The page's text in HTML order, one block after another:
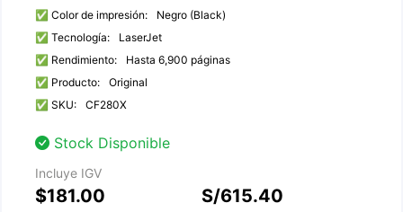
✅ Color de impresión:
Negro (Black)
✅ Tecnología:
LaserJet
✅ Rendimiento:
Hasta 6,900 páginas
✅ Producto:
Original
✅ SKU:
CF280X
Stock Disponible
Incluye IGV
$181.00 S/615.40